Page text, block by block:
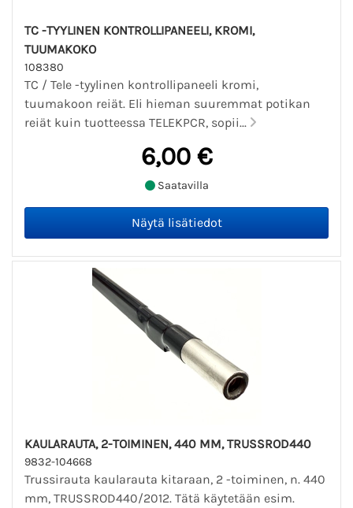
TC -TYYLINEN KONTROLLIPANEELI, KROMI,
TUUMAKOKO
108380
TC / Tele -tyylinen kontrollipaneeli kromi,
tuumakoon reiät. Eli hieman suuremmat potikan
reiät kuin tuotteessa TELEKPCR, sopii...
6,00 €
Saatavilla
KAULARAUTA, 2-TOIMINEN, 440 MM, TRUSSROD440
9832-104668
Trussirauta kaularauta kitaraan, 2 -toiminen, n. 440
mm, TRUSSROD440/2012. Tätä käytetään esim.